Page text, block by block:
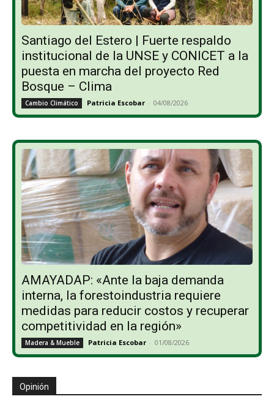
Santiago del Estero | Fuerte respaldo
institucional de la UNSE y CONICET a la
puesta en marcha del proyecto Red
Bosque – Clima
Cambio Climático Patricia Escobar - 04/08/2026
AMAYADAP: «Ante la baja demanda
interna, la forestoindustria requiere
medidas para reducir costos y recuperar
competitividad en la región»
Madera & Mueble Patricia Escobar - 01/08/2026
Opinión